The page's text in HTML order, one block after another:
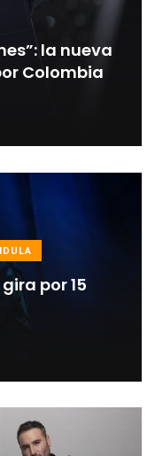
la nueva
Colombia
por 15